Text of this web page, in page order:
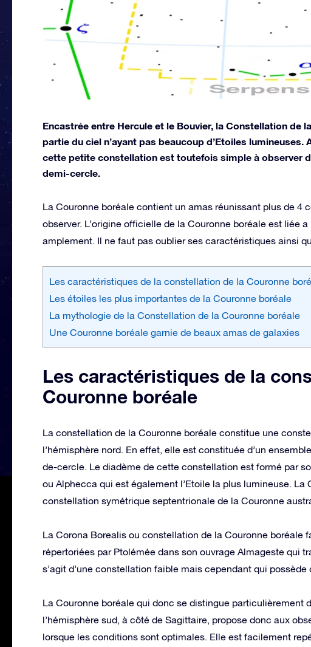
Encastrée entre Hercule et le Bouvier, la Constellation de
partie du ciel n’ayant pas beaucoup d’Etoiles lumineuses.
cette petite constellation est toutefois simple à observer
demi-cercle.
La Couronne boréale contient un amas réunissant plus de 4
observer. L’origine officielle de la Couronne boréale est liée
amplement. Il ne faut pas oublier ses caractéristiques ainsi
Les caractéristiques de la constellation de la Couronne
Les étoiles les plus importantes de la Couronne boréale
La mythologie de la Constellation de la Couronne boréale
Une Couronne boréale garnie de beaux amas de galaxies
Les caractéristiques de la
Couronne boréale
La constellation de la Couronne boréale constitue une
l’hémisphère nord. En effet, elle est constituée d’un
de-cercle. Le diadème de cette constellation est formé par
ou Alphecca qui est également l’Etoile la plus lumineuse. La
constellation symétrique septentrionale de la Couronne
La Corona Borealis ou constellation de la Couronne boréale
répertoriées par Ptolémée dans son ouvrage Almageste qui
s’agit d’une constellation faible mais cependant qui
La Couronne boréale qui donc se distingue particulièrement
l’hémisphère sud, à côté de Sagittaire, propose donc aux
lorsque les conditions sont optimales. Elle est facilement